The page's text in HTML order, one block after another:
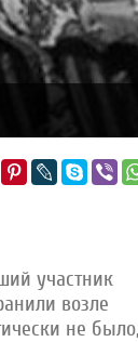
участник
возле
не было,